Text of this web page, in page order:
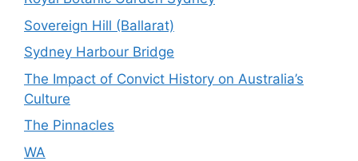
Sovereign Hill (Ballarat)
Sydney Harbour Bridge
The Impact of Convict History on Australia’s
Culture
The Pinnacles
WA